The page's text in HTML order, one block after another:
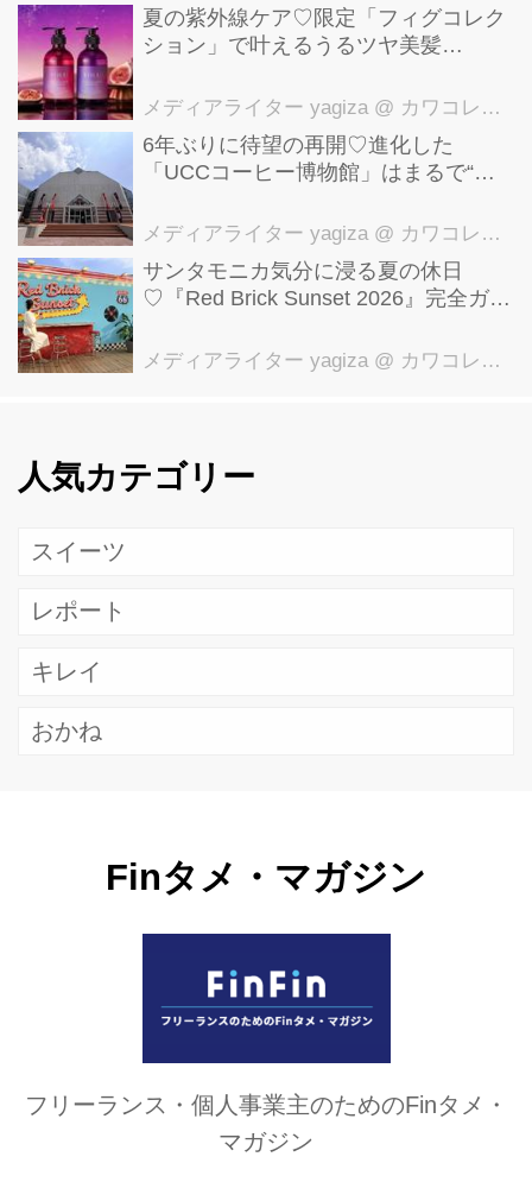
イトおよび公式アプリにおいて、米国
や欧州を中心に150以上の国と地域
提供しています。今夏にはE...
夏の紫外線ケア♡限定「フィグコレク
ション」で叶えるうるツヤ美髪
メディアライター yagiza @ カワコレメディア編集部
6年ぶりに待望の再開♡進化した
「UCCコーヒー博物館」はまるで“コ
貌を公開
メディアライター yagiza @ カワコレメディア編集部
サンタモニカ気分に浸る夏の休日
♡『Red Brick Sunset 2026』完全ガイ
メディアライター yagiza @ カワコレメディア編集部
人気カテゴリー
スイーツ
レポート
キレイ
おかね
Finタメ・マガジン
フリーランス・個人事業主のためのFinタメ・
マガジン